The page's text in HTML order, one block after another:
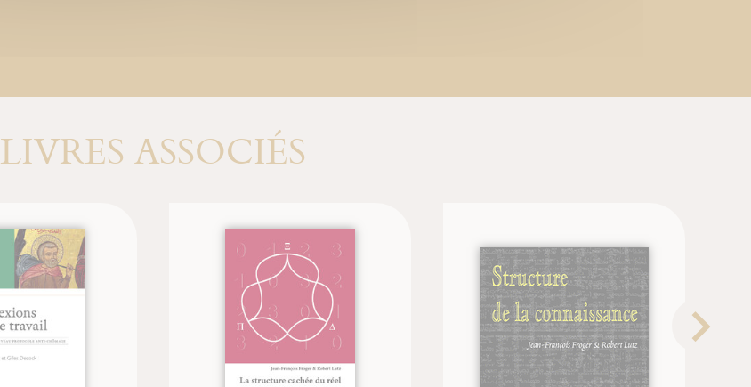
LIVRES ASSOCIÉS